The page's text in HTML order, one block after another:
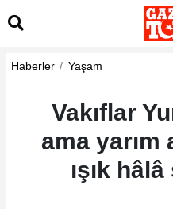
Haberler Yaşam
Vakıflar
ama yarım
ışık